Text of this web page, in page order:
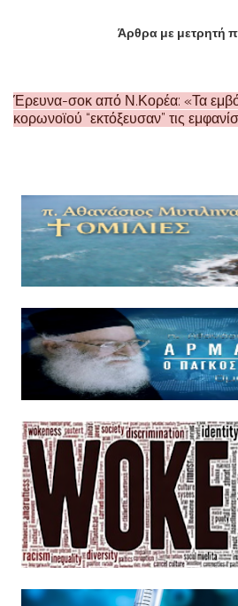
Άρθρα με μετρητή
Έρευνα-σοκ από Ν.Κορέα: «Τα
κορωνοϊού “εκτόξευσαν” τις